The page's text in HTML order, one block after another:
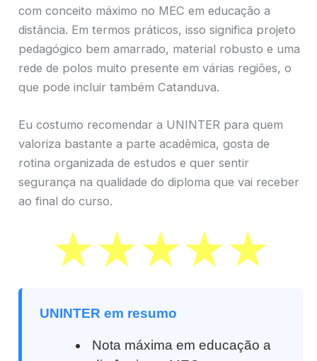
com conceito máximo no MEC em educação a
distância. Em termos práticos, isso significa projeto
pedagógico bem amarrado, material robusto e uma
rede de polos muito presente em várias regiões, o
que pode incluir também Catanduva.
Eu costumo recomendar a UNINTER para quem
valoriza bastante a parte acadêmica, gosta de
rotina organizada de estudos e quer sentir
segurança na qualidade do diploma que vai receber
ao final do curso.
UNINTER em resumo
Nota máxima em educação a